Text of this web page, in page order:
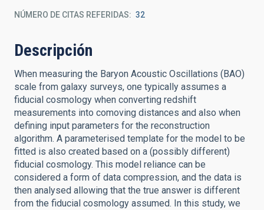
NÚMERO DE CITAS REFERIDAS 32
Descripción
When measuring the Baryon Acoustic Oscillations (BAO)
scale from galaxy surveys, one typically assumes a
fiducial cosmology when converting redshift
measurements into comoving distances and also when
defining input parameters for the reconstruction
algorithm. A parameterised template for the model to be
fitted is also created based on a (possibly different)
fiducial cosmology. This model reliance can be
considered a form of data compression, and the data is
then analysed allowing that the true answer is different
from the fiducial cosmology assumed. In this study, we